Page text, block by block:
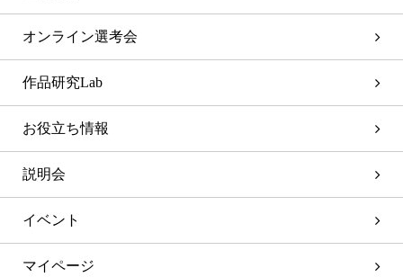
オンライン選考会
作品研究Lab
お役立ち情報
説明会
イベント
マイページ